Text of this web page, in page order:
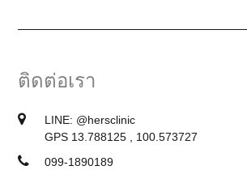
ติดต่อเรา
LINE: @hersclinic
GPS 13.788125 , 100.573727
099-1890189